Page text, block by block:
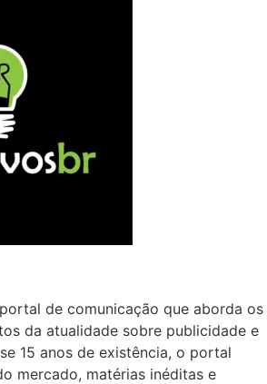
de comunicação que aborda os
da atualidade sobre publicidade e
15 anos de existência, o portal
mercado, matérias inéditas e